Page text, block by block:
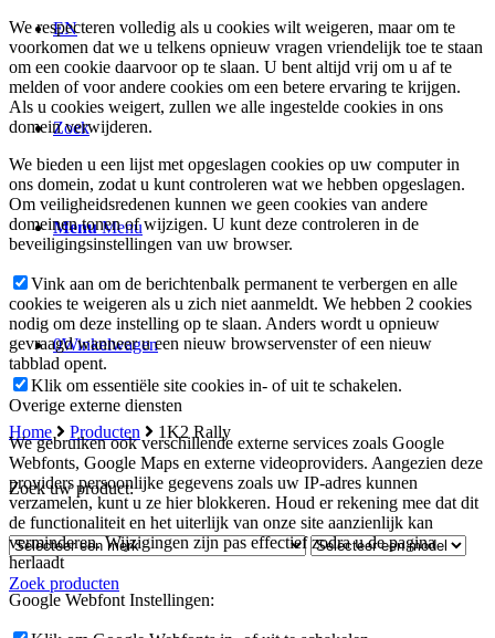
EN
Zoek
Menu Menu
0Winkelwagen
Home Producten 1K2 Rally
Zoek uw product:
Zoek producten
We respecteren volledig als u cookies wilt weigeren, maar om te
voorkomen dat we u telkens opnieuw vragen vriendelijk toe te staan
om een cookie daarvoor op te slaan. U bent altijd vrij om u af te
melden of voor andere cookies om een betere ervaring te krijgen.
Als u cookies weigert, zullen we alle ingestelde cookies in ons
domein verwijderen.
We bieden u een lijst met opgeslagen cookies op uw computer in
ons domein, zodat u kunt controleren wat we hebben opgeslagen.
Om veiligheidsredenen kunnen we geen cookies van andere
domeinen tonen of wijzigen. U kunt deze controleren in de
beveiligingsinstellingen van uw browser.
Vink aan om de berichtenbalk permanent te verbergen en alle
cookies te weigeren als u zich niet aanmeldt. We hebben 2 cookies
nodig om deze instelling op te slaan. Anders wordt u opnieuw
gevraagd wanneer u een nieuw browservenster of een nieuw
tabblad opent.
Klik om essentiële site cookies in- of uit te schakelen.
Overige externe diensten
We gebruiken ook verschillende externe services zoals Google
Webfonts, Google Maps en externe videoproviders. Aangezien deze
providers persoonlijke gegevens zoals uw IP-adres kunnen
verzamelen, kunt u ze hier blokkeren. Houd er rekening mee dat dit
de functionaliteit en het uiterlijk van onze site aanzienlijk kan
verminderen. Wijzigingen zijn pas effectief zodra u de pagina
herlaadt
Google Webfont Instellingen: